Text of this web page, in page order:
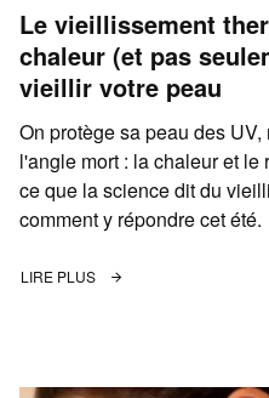
Le vieillissement
chaleur (et pas
vieillir votre peau
On protège sa peau des
l'angle mort : la chaleur et
ce que la science dit du
comment y répondre cet été.
LIRE PLUS